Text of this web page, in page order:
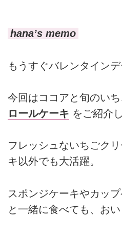
hana’s memo
もうすぐバレンタインデ
今回はココアと旬のいち
ロールケーキ をご紹介
フレッシュないちごク
キ以外でも大活躍。
スポンジケーキやカッ
と一緒に食べても、おい